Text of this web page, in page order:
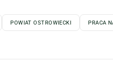
POWIAT OSTROWIECKI PRACA